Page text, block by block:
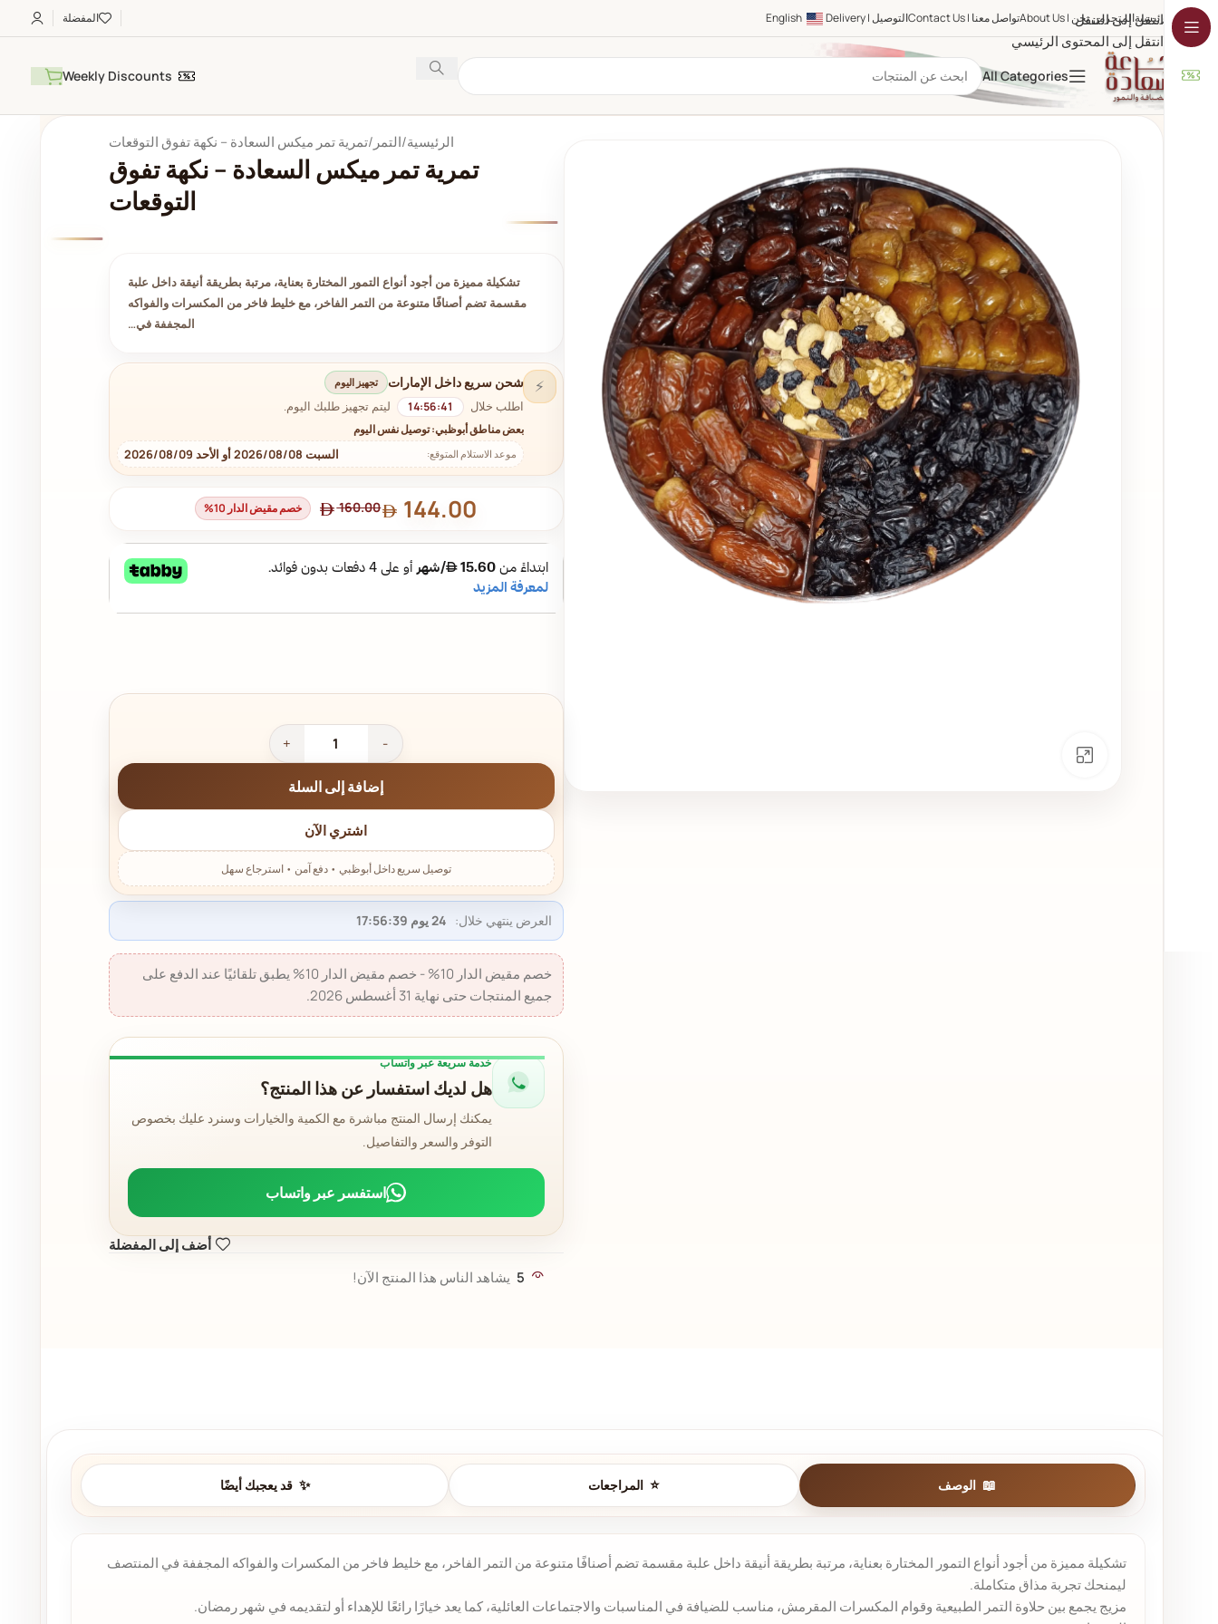
انتقل إلى التنقل
انتقل إلى المحتوى الرئيسي
الرئيسيةالمتجرمن نحن | About Us تواصل معنا | Contact Us التوصيل | Delivery English المفضلة
All Categories
Weekly Discounts
الرئيسية التمر تمرية تمر ميكس السعادة – نكهة تفوق التوقعات
تمرية تمر ميكس السعادة – نكهة تفوق
التوقعات
تشكيلة مميزة من أجود أنواع التمور المختارة بعناية، مرتبة بطريقة أنيقة داخل علبة
مقسمة تضم أصنافًا متنوعة من التمر الفاخر، مع خليط فاخر من المكسرات والفواكه
المجففة في…
⚡ شحن سريع داخل الإمارات تجهيز اليوم
اطلب خلال 14:56:40 ليتم تجهيز طلبك اليوم.
بعض مناطق أبوظبي: توصيل نفس اليوم
موعد الاستلام المتوقع: السبت 2026/08/08 أو الأحد 2026/08/09
160.00 144.00 خصم مقيض الدار 10%
إضافة إلى السلة
اشتري الآن
العرض ينتهي خلال: 24 يوم 17:56:38
خصم مقيض الدار 10% - خصم مقيض الدار 10% يطبق تلقائيًا عند الدفع على
جميع المنتجات حتى نهاية 31 أغسطس 2026.
خدمة سريعة عبر واتساب
هل لديك استفسار عن هذا المنتج؟
يمكنك إرسال المنتج مباشرة مع الكمية والخيارات وسنرد عليك بخصوص
التوفر والسعر والتفاصيل.
استفسر عبر واتساب
أضف إلى المفضلة
5 يشاهد الناس هذا المنتج الآن!
الوصف المراجعات قد يعجبك أيضًا
تشكيلة مميزة من أجود أنواع التمور المختارة بعناية، مرتبة بطريقة أنيقة داخل علبة مقسمة تضم أصنافًا متنوعة من التمر الفاخر، مع خليط فاخر من المكسرات والفواكه المجففة في المنتصف
ليمنحك تجربة مذاق متكاملة.
مزيج يجمع بين حلاوة التمر الطبيعية وقوام المكسرات المقرمش، مناسب للضيافة في المناسبات والاجتماعات العائلية، كما يعد خيارًا رائعًا للإهداء أو لتقديمه في شهر رمضان.